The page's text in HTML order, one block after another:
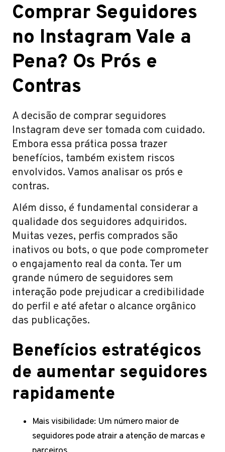
Comprar Seguidores
no Instagram Vale a
Pena? Os Prós e
Contras
A decisão de comprar seguidores
Instagram deve ser tomada com cuidado.
Embora essa prática possa trazer
benefícios, também existem riscos
envolvidos. Vamos analisar os prós e
contras.
Além disso, é fundamental considerar a
qualidade dos seguidores adquiridos.
Muitas vezes, perfis comprados são
inativos ou bots, o que pode comprometer
o engajamento real da conta. Ter um
grande número de seguidores sem
interação pode prejudicar a credibilidade
do perfil e até afetar o alcance orgânico
das publicações.
Benefícios estratégicos
de aumentar seguidores
rapidamente
Mais visibilidade: Um número maior de
seguidores pode atrair a atenção de marcas e